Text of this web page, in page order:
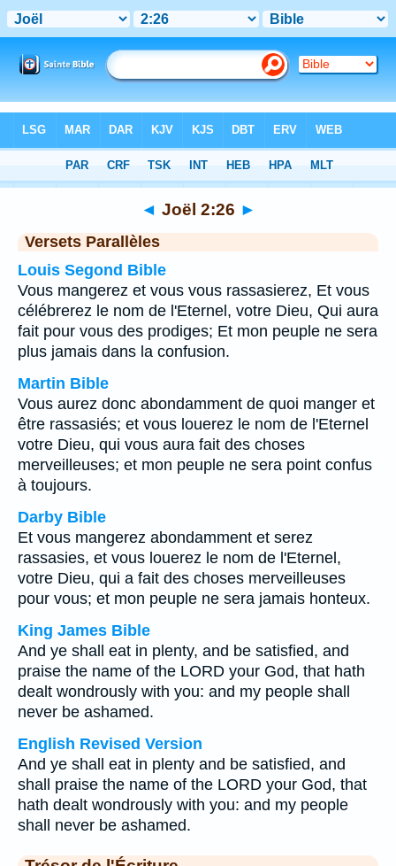
Chapitre 2 > Verset 26
◄ Joël 2:26 ►
Versets Parallèles
Louis Segond Bible
Vous mangerez et vous vous rassasierez, Et vous
célébrerez le nom de l'Eternel, votre Dieu, Qui aura
fait pour vous des prodiges; Et mon peuple ne sera
plus jamais dans la confusion.
Martin Bible
Vous aurez donc abondamment de quoi manger et
être rassasiés; et vous louerez le nom de l'Eternel
votre Dieu, qui vous aura fait des choses
merveilleuses; et mon peuple ne sera point confus
à toujours.
Darby Bible
Et vous mangerez abondamment et serez
rassasies, et vous louerez le nom de l'Eternel,
votre Dieu, qui a fait des choses merveilleuses
pour vous; et mon peuple ne sera jamais honteux.
King James Bible
And ye shall eat in plenty, and be satisfied, and
praise the name of the LORD your God, that hath
dealt wondrously with you: and my people shall
never be ashamed.
English Revised Version
And ye shall eat in plenty and be satisfied, and
shall praise the name of the LORD your God, that
hath dealt wondrously with you: and my people
shall never be ashamed.